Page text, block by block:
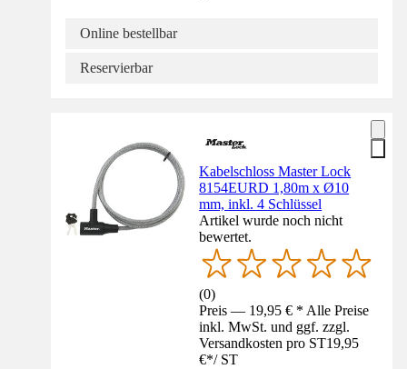
Online bestellbar
Reservierbar
Kabelschloss Master Lock
8154EURD 1,80m x Ø10
mm, inkl. 4 Schlüssel
Artikel wurde noch nicht
bewertet.
(0)
Preis — 19,95 € * Alle Preise
inkl. MwSt. und ggf. zzgl.
Versandkosten pro ST19,95
€*/ ST